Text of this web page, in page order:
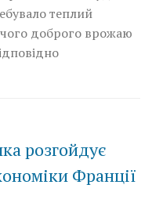
теплий
доброго врожаю
розгойдує
Франції